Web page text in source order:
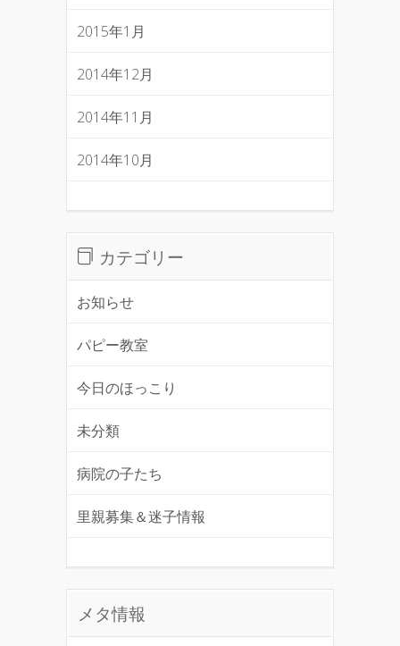
2015年1月
2014年12月
2014年11月
2014年10月
カテゴリー
お知らせ
パピー教室
今日のほっこり
未分類
病院の子たち
里親募集＆迷子情報
メタ情報